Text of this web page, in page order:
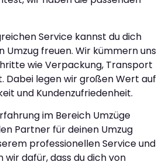
Service kannst du dich
Umzug freuen. Wir kümmern uns
wie Verpackung, Transport
Dabei legen wir großen Wert auf
und Kundenzufriedenheit.
im Bereich Umzüge
Partner für deinen Umzug
professionellen Service und
wir dafür, dass du dich von